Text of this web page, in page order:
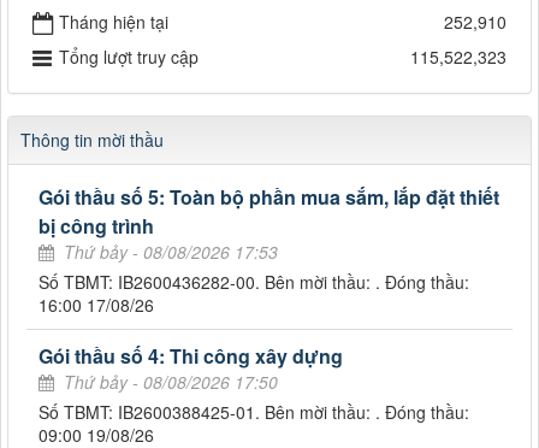
Tháng hiện tại
252,910
Tổng lượt truy cập
115,522,323
Thông tin mời thầu
Gói thầu số 5: Toàn bộ phần mua sắm, lắp đặt thiết
bị công trình
Thứ bảy - 08/08/2026 17:53
Số TBMT: IB2600436282-00. Bên mời thầu: . Đóng thầu:
16:00 17/08/26
Gói thầu số 4: Thi công xây dựng
Thứ bảy - 08/08/2026 17:50
Số TBMT: IB2600388425-01. Bên mời thầu: . Đóng thầu:
09:00 19/08/26